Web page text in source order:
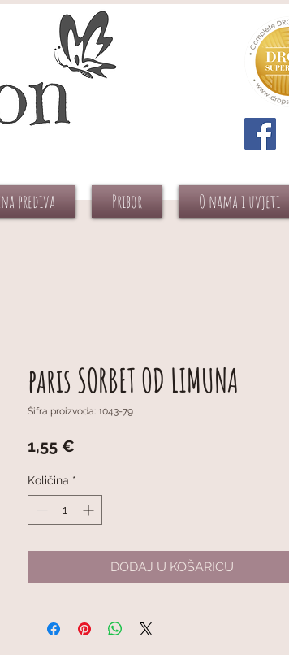
prediva Pribor O nama i uvjeti
paris SORBET OD LIMUNA
Šifra proizvoda: 1043-79
1,55 €
Količina *
DODAJ U KOŠARICU